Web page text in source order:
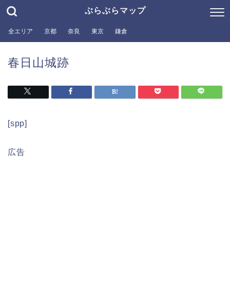
ぶらぶらマップ
全エリア 京都 奈良 東京 鎌倉
春日山城跡
[spp]
広告